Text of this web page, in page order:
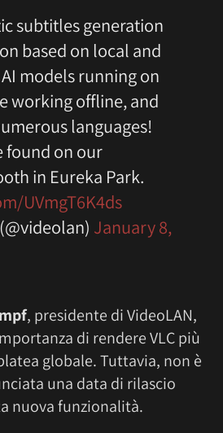
subtitles generation
based on local and
models running on
working offline, and
languages!
found on our
in Eureka Park.
UVmgT6K4ds
January 8,
, presidente di VideoLAN,
di rendere VLC più
globale. Tuttavia, non è
una data di rilascio
nuova funzionalità.